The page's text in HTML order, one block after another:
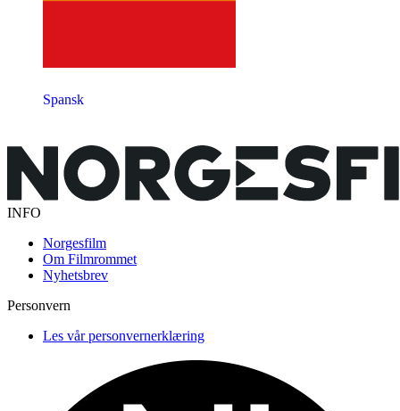
Spansk
INFO
Norgesfilm
Om Filmrommet
Nyhetsbrev
Personvern
Les vår personvernerklæring